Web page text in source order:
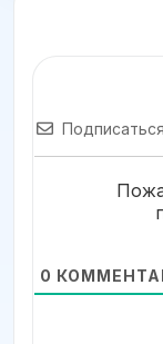
Подписаться
0